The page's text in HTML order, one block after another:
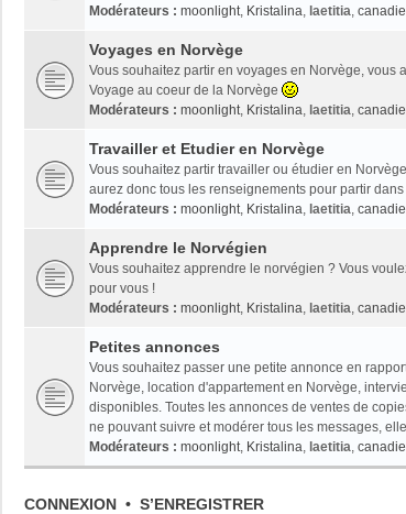
Modérateurs : moonlight, Kristalina, laetitia,
Voyages en Norvège
Vous souhaitez partir en voyages en Norvège, vous
Voyage au coeur de la Norvège
Modérateurs : moonlight, Kristalina, laetitia,
Travailler et Etudier en Norvège
Vous souhaitez partir travailler ou étudier en
aurez donc tous les renseignements pour partir
Modérateurs : moonlight, Kristalina, laetitia,
Apprendre le Norvégien
Vous souhaitez apprendre le norvégien ? Vous
pour vous !
Modérateurs : moonlight, Kristalina, laetitia,
Petites annonces
Vous souhaitez passer une petite annonce en
Norvège, location d'appartement en Norvège,
disponibles. Toutes les annonces de ventes de
ne pouvant suivre et modérer tous les messages,
Modérateurs : moonlight, Kristalina, laetitia,
CONNEXION • S’ENREGISTRER